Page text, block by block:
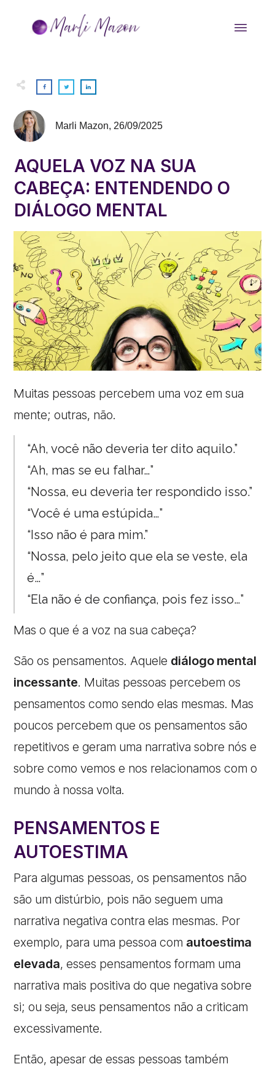
Marli Mazon, 26/09/2025
AQUELA VOZ NA SUA
CABEÇA: ENTENDENDO O
DIÁLOGO MENTAL
Muitas pessoas percebem uma voz em sua
mente; outras, não.
“Ah, você não deveria ter dito aquilo.”
“Ah, mas se eu falhar…”
“Nossa, eu deveria ter respondido isso.”
“Você é uma estúpida…”
“Isso não é para mim.”
“Nossa, pelo jeito que ela se veste, ela
é…”
“Ela não é de confiança, pois fez isso…”
Mas o que é a voz na sua cabeça?
São os pensamentos. Aquele diálogo mental
incessante. Muitas pessoas percebem os
pensamentos como sendo elas mesmas. Mas
poucos percebem que os pensamentos são
repetitivos e geram uma narrativa sobre nós e
sobre como vemos e nos relacionamos com o
mundo à nossa volta.
PENSAMENTOS E
AUTOESTIMA
Para algumas pessoas, os pensamentos não
são um distúrbio, pois não seguem uma
narrativa negativa contra elas mesmas. Por
exemplo, para uma pessoa com autoestima
elevada, esses pensamentos formam uma
narrativa mais positiva do que negativa sobre
si; ou seja, seus pensamentos não a criticam
excessivamente.
Então, apesar de essas pessoas também